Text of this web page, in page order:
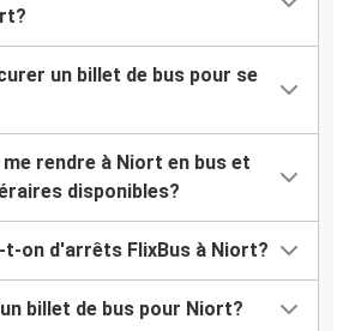
un billet de bus pour se
rendre à Niort en bus et
disponibles?
t-on d'arrêts FlixBus à Niort?
billet de bus pour Niort?